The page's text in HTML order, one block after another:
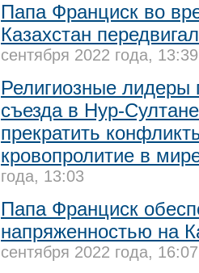
Папа Франциск во
Казахстан
сентября 2022 года, 13:39
Религиозные лидеры
съезда в Нур-
прекратить
кровопролитие в
года, 13:03
Папа Франциск
напряженностью на
сентября 2022 года, 16:07